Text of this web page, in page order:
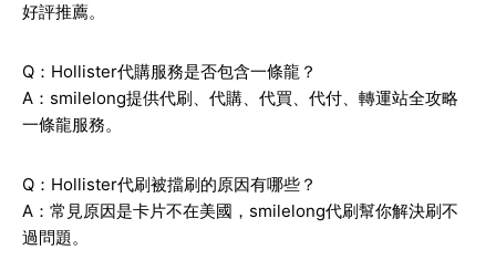
好評推薦。
Q：Hollister代購服務是否包含一條龍？
A：smilelong提供代刷、代購、代買、代付、轉運站全攻略
一條龍服務。
Q：Hollister代刷被擋刷的原因有哪些？
A：常見原因是卡片不在美國，smilelong代刷幫你解決刷不
過問題。